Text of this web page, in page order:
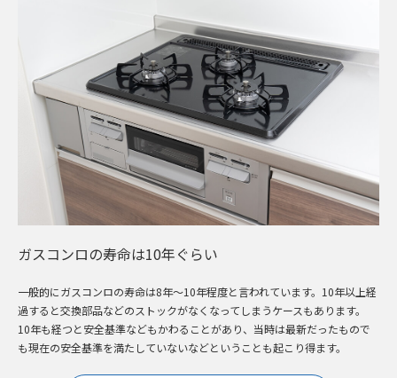
ガスコンロの寿命は10年ぐらい
一般的にガスコンロの寿命は8年～10年程度と言われています。10年以上経
過すると交換部品などのストックがなくなってしまうケースもあります。
10年も経つと安全基準などもかわることがあり、当時は最新だったもので
も現在の安全基準を満たしていないなどということも起こり得ます。